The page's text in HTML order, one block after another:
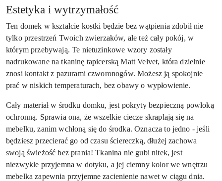
Estetyka i wytrzymałość
Ten domek w kształcie kostki będzie bez wątpienia zdobił nie
tylko przestrzeń Twoich zwierzaków, ale też cały pokój, w
którym przebywają. Te nietuzinkowe wzory zostały
nadrukowane na tkaninę tapicerską Matt Velvet, która dzielnie
znosi kontakt z pazurami czworonogów. Możesz ją spokojnie
prać w niskich temperaturach, bez obawy o wypłowienie.
Cały materiał w środku domku, jest pokryty bezpieczną powłoką
ochronną. Sprawia ona, że wszelkie ciecze skraplają się na
mebelku, zanim wchłoną się do środka. Oznacza to jedno - jeśli
będziesz przecierać go od czasu ściereczką, dłużej zachowa
swoją świeżość bez prania! Tkanina nie gubi nitek, jest
niezwykle przyjemna w dotyku, a jej ciemny kolor we wnętrzu
mebelka zapewnia przyjemne zacienienie nawet w ciągu dnia.